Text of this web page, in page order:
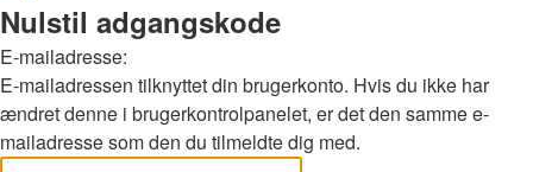
Nulstil adgangskode
E-mailadresse:
E-mailadressen tilknyttet din brugerkonto. Hvis du ikke har
ændret denne i brugerkontrolpanelet, er det den samme e-
mailadresse som den du tilmeldte dig med.